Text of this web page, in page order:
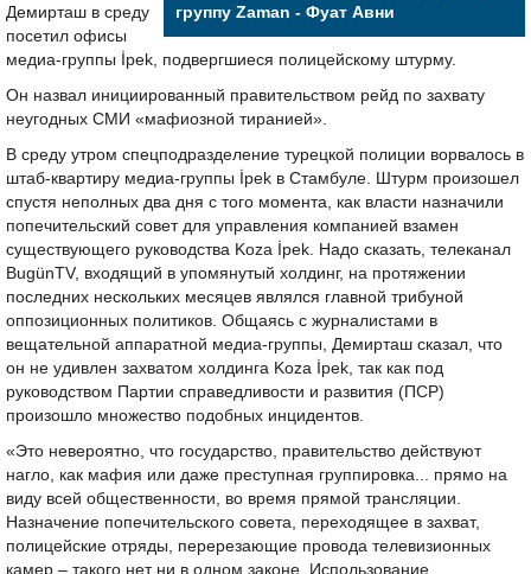
группу Zaman - Фуат Авни
Демирташ в среду
посетил офисы
медиа-группы İpek, подвергшиеся полицейскому штурму.
Он назвал инициированный правительством рейд по захвату
неугодных СМИ «мафиозной тиранией».
В среду утром спецподразделение турецкой полиции ворвалось в
штаб-квартиру медиа-группы İpek в Стамбуле. Штурм произошел
спустя неполных два дня с того момента, как власти назначили
попечительский совет для управления компанией взамен
существующего руководства Koza İpek. Надо сказать, телеканал
BugünTV, входящий в упомянутый холдинг, на протяжении
последних нескольких месяцев являлся главной трибуной
оппозиционных политиков. Общаясь с журналистами в
вещательной аппаратной медиа-группы, Демирташ сказал, что
он не удивлен захватом холдинга Koza İpek, так как под
руководством Партии справедливости и развития (ПСР)
произошло множество подобных инцидентов.
«Это невероятно, что государство, правительство действуют
нагло, как мафия или даже преступная группировка... прямо на
виду всей общественности, во время прямой трансляции.
Назначение попечительского совета, переходящее в захват,
полицейские отряды, перерезающие провода телевизионных
камер – такого нет ни в одном законе. Использование